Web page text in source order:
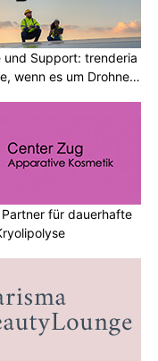
und Support: trenderia
wenn es um Drohnen
für dauerhafte